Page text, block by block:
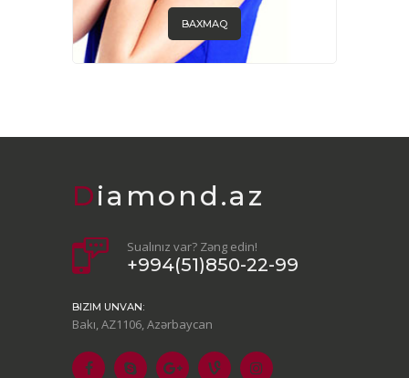
BAXMAQ
Diamond.az
Sualınız var? Zəng edin!
+994(51)850-22-99
BIZIM UNVAN:
Bakı, AZ1106, Azərbaycan